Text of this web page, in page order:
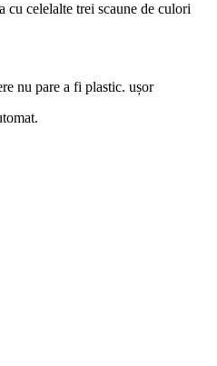
cu celelalte trei scaune de culori
nu pare a fi plastic. ușor